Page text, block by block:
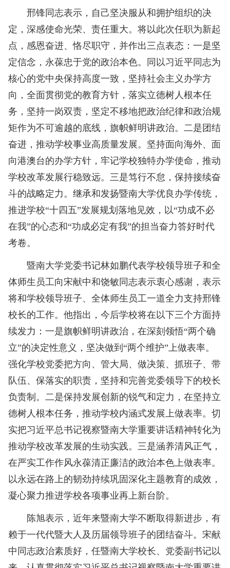
邢锋同志表示，自己坚决服从和拥护组织的决
定，深感使命光荣、责任重大。将以此次任职为新起
点，感恩奋进、恪尽职守，并作出三点表态：一是坚
定信念，永葆忠于党的政治本色。同以习近平同志为
核心的党中央保持高度一致，坚持社会主义办学方
向，全面贯彻党的教育方针，落实立德树人根本任
务，坚持一岗双责，坚定不移地把政治纪律和政治规
矩作为不可逾越的底线，旗帜鲜明讲政治。二是团结
奋进，推动学校事业高质量发展。坚持面向海外、面
向港澳台的办学方针，牢记学校独特办学使命，推动
学校改革发展行稳致远。三是笃行不怠，保持接续奋
斗的战略定力。继承和发扬暨南大学优良办学传统，
推进学校“十四五”发展规划落地见效，以“功成不必
在我”的心态和“功成必定有我”的担当奋力答好时代
考卷。
暨南大学党委书记林如鹏代表学校领导班子和全
体师生员工向宋献中和饶敏同志表示衷心感谢，表示
将和学校领导班子、全体师生员工一道全力支持邢锋
校长的工作。他指出，今后学校将在以下三个方面持
续发力：一是旗帜鲜明讲政治，在深刻领悟“两个确
立”的决定性意义，坚决做到“两个维护”上做表率。
强化学校党委把方向、管大局、做决策、抓班子、带
队伍、保落实的职责，坚持和完善党委领导下的校长
负责制。二是保持发展创新的锐气和定力，在坚持立
德树人根本任务，推动学校内涵式发展上做表率。切
实把习近平总书记视察暨南大学重要讲话精神转化为
推动学校改革发展的生动实践。三是涵养清风正气，
在严实工作作风永葆清正廉洁的政治本色上做表率。
以永远在路上的韧劲持续巩固深化主题教育的成效，
凝心聚力推进学校各项事业再上新台阶。
陈旭表示，近年来暨南大学不断取得新进步，有
赖于一代代暨大人及历届领导班子的团结奋斗。宋献
中同志政治素质好，任暨南大学校长、党委副书记以